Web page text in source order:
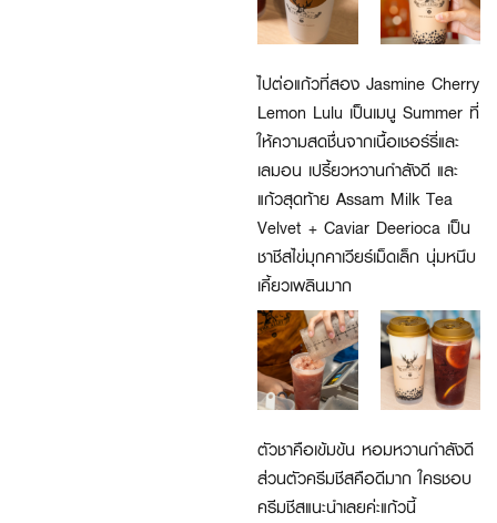
ไปต่อแก้วที่สอง Jasmine Cherry
Lemon Lulu เป็นเมนู Summer ที่
ให้ความสดชื่นจากเนื้อเชอร์รี่และ
เลมอน เปรี้ยวหวานกำลังดี และ
แก้วสุดท้าย Assam Milk Tea
Velvet + Caviar Deerioca เป็น
ชาชีสไข่มุกคาเวียร์เม็ดเล็ก นุ่มหนึบ
เคี้ยวเพลินมาก
ตัวชาคือเข้มข้น หอมหวานกำลังดี
ส่วนตัวครีมชีสคือดีมาก ใครชอบ
ครีมชีสแนะนำเลยค่ะแก้วนี้